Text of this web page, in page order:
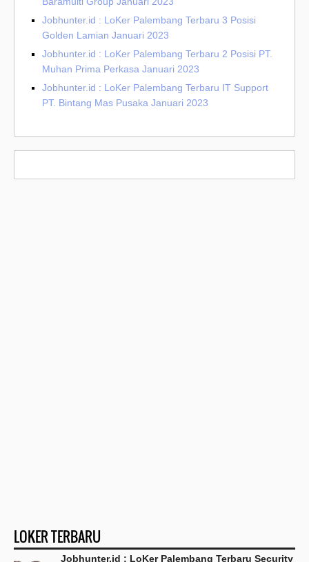
Jobhunter.id : LoKer Palembang Terbaru 3 Posisi
Golden Lamian Januari 2023
Jobhunter.id : LoKer Palembang Terbaru 2 Posisi PT.
Muhan Prima Perkasa Januari 2023
Jobhunter.id : LoKer Palembang Terbaru IT Support
PT. Bintang Mas Pusaka Januari 2023
LOKER TERBARU
Jobhunter.id : LoKer Palembang Terbaru Security